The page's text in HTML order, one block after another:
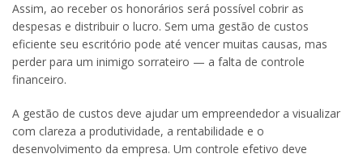
Assim, ao receber os honorários será possível cobrir as
despesas e distribuir o lucro. Sem uma gestão de custos
eficiente seu escritório pode até vencer muitas causas, mas
perder para um inimigo sorrateiro — a falta de controle
financeiro.
A gestão de custos deve ajudar um empreendedor a visualizar
com clareza a produtividade, a rentabilidade e o
desenvolvimento da empresa. Um controle efetivo deve